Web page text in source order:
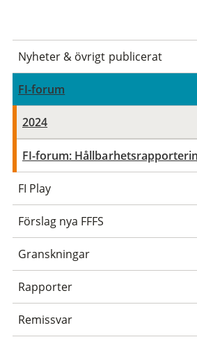
Nyheter & övrigt publicerat
FI-forum
2024
FI-forum:
FI Play
Förslag nya FFFS
Granskningar
Rapporter
Remissvar